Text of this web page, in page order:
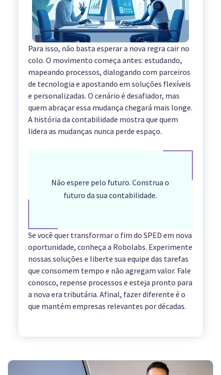
Para isso, não basta esperar a nova regra cair no
colo. O movimento começa antes: estudando,
mapeando processos, dialogando com parceiros
de tecnologia e apostando em soluções flexíveis
e personalizadas. O cenário é desafiador, mas
quem abraçar essa mudança chegará mais longe.
A história da contabilidade mostra que quem
lidera as mudanças nunca perde espaço.
Não espere pelo futuro. Construa o
futuro da sua contabilidade.
Se você quer transformar o fim do SPED em nova
oportunidade, conheça a Robolabs. Experimente
nossas soluções e liberte sua equipe das tarefas
que consomem tempo e não agregam valor. Fale
conosco, repense processos e esteja pronto para
a nova era tributária. Afinal, fazer diferente é o
que mantém empresas relevantes por décadas.